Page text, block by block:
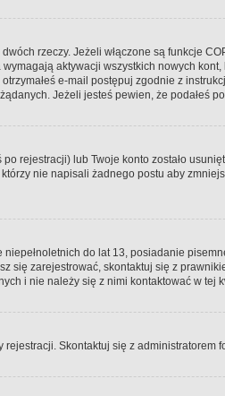
rzeczy. Jeżeli włączone są funkcje
aktywacji wszystkich nowych
e-mail postępuj zgodnie z
Jeżeli jesteś pewien, że podałeś
rejestracji) lub Twoje konto zostało
nie napisali żadnego postu aby
do lat 13, posiadanie
zarejestrować, skontaktuj się z
i nie należy się z nimi kontaktować w tej
Skontaktuj się z administratorem